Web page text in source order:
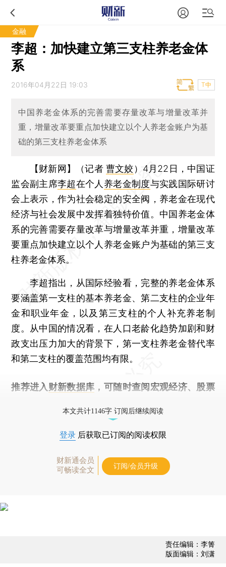
金融
李超：加快建立第三支柱养老金体
系
2016年04月22日 19:03 T中
中国养老金体系的完善需要存量改革与增量改革并
重，增量改革要重点加快建立以个人养老金账户为基
础的第三支柱养老金体系
【财新网】（记者曹文姣） 4月22日，中国证
监会副主席李超在个人 养老金制度与实践国际研讨
会上表示，作为社会稳定的安全阀，养老金在现代
经济与社会发展中发挥着独特价值。中国养老金体
系的完善需要存量改革与增量改革并重，增量改革
要重点加快建立以个人养老金账户为基础的第三支
柱养老金体系。
李超指出，从国际经验看，完整的养老金体系
要涵盖第一支柱的基本养老金、第二支柱的企业年
金和职业年金，以及第三支柱的个人补充养老制
度。从中国的情况看，在人口老龄化趋势加剧和财
政支出压力加大的背景下，第一支柱养老金替代率
和第二支柱的覆盖范围均有限。
推荐进入 财新数据库 ，可随时查阅宏观经济、股票
本文共计1146字 订阅后继续阅读
登录 后获取已订阅的阅读权限
财新通会员
可畅读全文
订阅/会员升级
责任编辑：李箐
版面编辑：刘潇